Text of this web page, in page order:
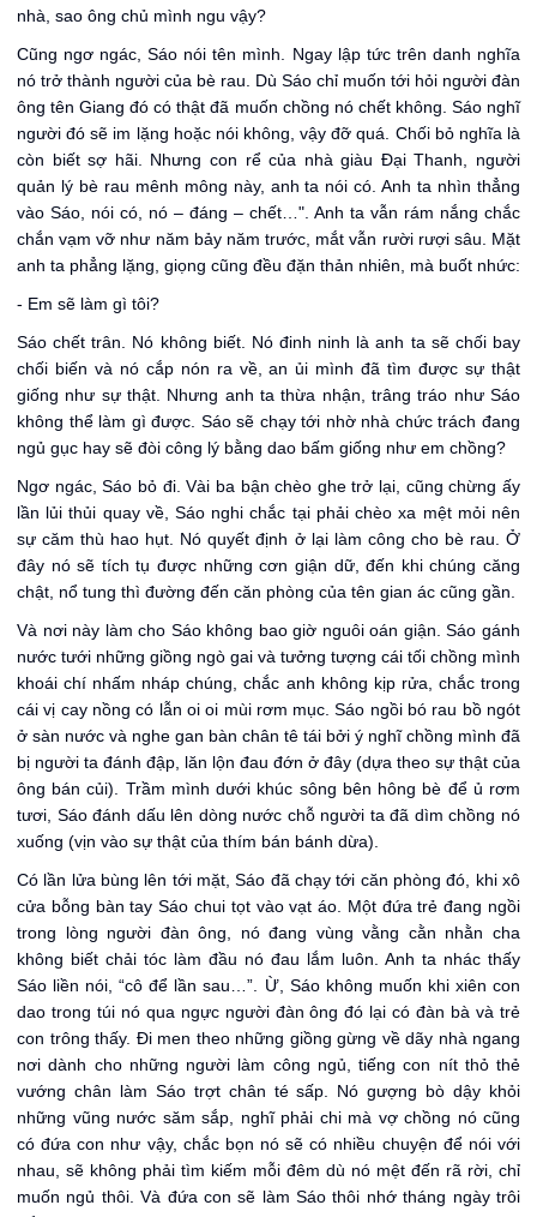
nhà, sao ông chủ mình ngu vậy?
Cũng ngơ ngác, Sáo nói tên mình. Ngay lập tức trên danh nghĩa
nó trở thành người của bè rau. Dù Sáo chỉ muốn tới hỏi người đàn
ông tên Giang đó có thật đã muốn chồng nó chết không. Sáo nghĩ
người đó sẽ im lặng hoặc nói không, vậy đỡ quá. Chối bỏ nghĩa là
còn biết sợ hãi. Nhưng con rể của nhà giàu Đại Thanh, người
quản lý bè rau mênh mông này, anh ta nói có. Anh ta nhìn thẳng
vào Sáo, nói có, nó – đáng – chết…". Anh ta vẫn rám nắng chắc
chắn vạm vỡ như năm bảy năm trước, mắt vẫn rười rượi sâu. Mặt
anh ta phẳng lặng, giọng cũng đều đặn thản nhiên, mà buốt nhức:
- Em sẽ làm gì tôi?
Sáo chết trân. Nó không biết. Nó đinh ninh là anh ta sẽ chối bay
chối biến và nó cắp nón ra về, an ủi mình đã tìm được sự thật
giống như sự thật. Nhưng anh ta thừa nhận, trâng tráo như Sáo
không thể làm gì được. Sáo sẽ chạy tới nhờ nhà chức trách đang
ngủ gục hay sẽ đòi công lý bằng dao bấm giống như em chồng?
Ngơ ngác, Sáo bỏ đi. Vài ba bận chèo ghe trở lại, cũng chừng ấy
lần lủi thủi quay về, Sáo nghi chắc tại phải chèo xa mệt mỏi nên
sự căm thù hao hụt. Nó quyết định ở lại làm công cho bè rau. Ở
đây nó sẽ tích tụ được những cơn giận dữ, đến khi chúng căng
chật, nổ tung thì đường đến căn phòng của tên gian ác cũng gần.
Và nơi này làm cho Sáo không bao giờ nguôi oán giận. Sáo gánh
nước tưới những giồng ngò gai và tưởng tượng cái tối chồng mình
khoái chí nhấm nháp chúng, chắc anh không kịp rửa, chắc trong
cái vị cay nồng có lẫn oi oi mùi rơm mục. Sáo ngồi bó rau bồ ngót
ở sàn nước và nghe gan bàn chân tê tái bởi ý nghĩ chồng mình đã
bị người ta đánh đập, lăn lộn đau đớn ở đây (dựa theo sự thật của
ông bán củi). Trầm mình dưới khúc sông bên hông bè để ủ rơm
tươi, Sáo đánh dấu lên dòng nước chỗ người ta đã dìm chồng nó
xuống (vịn vào sự thật của thím bán bánh dừa).
Có lần lửa bùng lên tới mặt, Sáo đã chạy tới căn phòng đó, khi xô
cửa bỗng bàn tay Sáo chui tọt vào vạt áo. Một đứa trẻ đang ngồi
trong lòng người đàn ông, nó đang vùng vằng cằn nhằn cha
không biết chải tóc làm đầu nó đau lắm luôn. Anh ta nhác thấy
Sáo liền nói, “cô để lần sau…”. Ừ, Sáo không muốn khi xiên con
dao trong túi nó qua ngực người đàn ông đó lại có đàn bà và trẻ
con trông thấy. Đi men theo những giồng gừng về dãy nhà ngang
nơi dành cho những người làm công ngủ, tiếng con nít thỏ thẻ
vướng chân làm Sáo trợt chân té sấp. Nó gượng bò dậy khỏi
những vũng nước săm sắp, nghĩ phải chi mà vợ chồng nó cũng
có đứa con như vậy, chắc bọn nó sẽ có nhiều chuyện để nói với
nhau, sẽ không phải tìm kiếm mỗi đêm dù nó mệt đến rã rời, chỉ
muốn ngủ thôi. Và đứa con sẽ làm Sáo thôi nhớ tháng ngày trôi